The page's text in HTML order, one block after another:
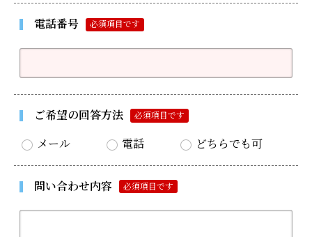
電話番号 必須項目です
ご希望の回答方法 必須項目です
メール 電話 どちらでも可
問い合わせ内容 必須項目です